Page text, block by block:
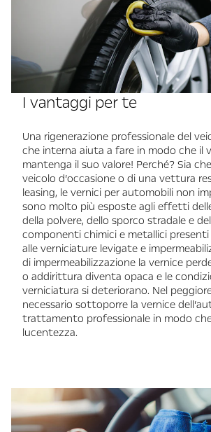
I vantaggi per te
Una rigenerazione professionale del
che interna aiuta a fare in modo che il
mantenga il suo valore! Perché? Sia
veicolo d’occasione o di una vettura
leasing, le vernici per automobili non
sono molto più esposte agli effetti
della polvere, dello sporco stradale e
componenti chimici e metallici presenti
alle verniciature levigate e
di impermeabilizzazione la vernice
o addirittura diventa opaca e le
verniciatura si deteriorano. Nel
necessario sottoporre la vernice
trattamento professionale in modo
lucentezza.